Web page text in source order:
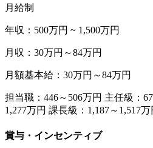
月給制
年収：500万円 ~ 1,500万円
月収：30万円～84万円
月額基本給：30万円～84万円
担当職：446～506万円 主任級：
1,277万円 課長級：1,187～1,517万
賞与・インセンティブ